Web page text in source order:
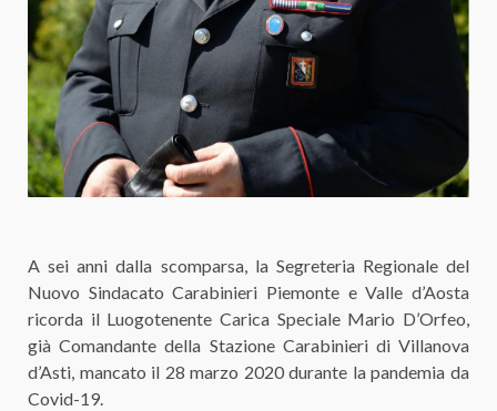
A sei anni dalla scomparsa, la Segreteria Regionale del
Nuovo Sindacato Carabinieri Piemonte e Valle d’Aosta
ricorda il Luogotenente Carica Speciale Mario D’Orfeo,
già Comandante della Stazione Carabinieri di Villanova
d’Asti, mancato il 28 marzo 2020 durante la pandemia da
Covid-19.